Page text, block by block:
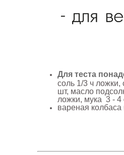
Для теста
соль 1/3 ч ложки,
шт, масло
ложки, мука 3 - 4
вареная колбаса